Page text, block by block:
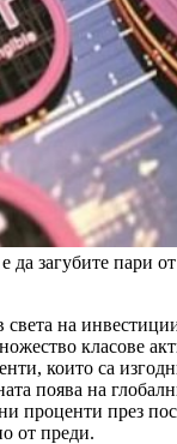
да загубите пари
света на
класове
които са
поява на
проценти през
от преди.